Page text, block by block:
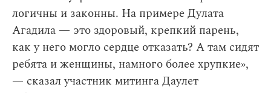
логичны и законны. На примере Дулата
Агадила — это здоровый, крепкий парень,
как у него могло сердце отказать? А там сидят
ребята и женщины, намного более хрупкие»,
— сказал участник митинга Даулет